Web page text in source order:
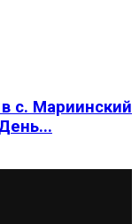
с. Мариинский